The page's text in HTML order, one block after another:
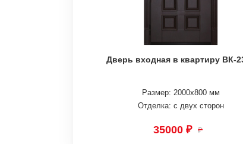
Дверь входная в квартиру ВК-
Размер: 2000х800 мм
Отделка: с двух сторон
35000 ₽ ₽